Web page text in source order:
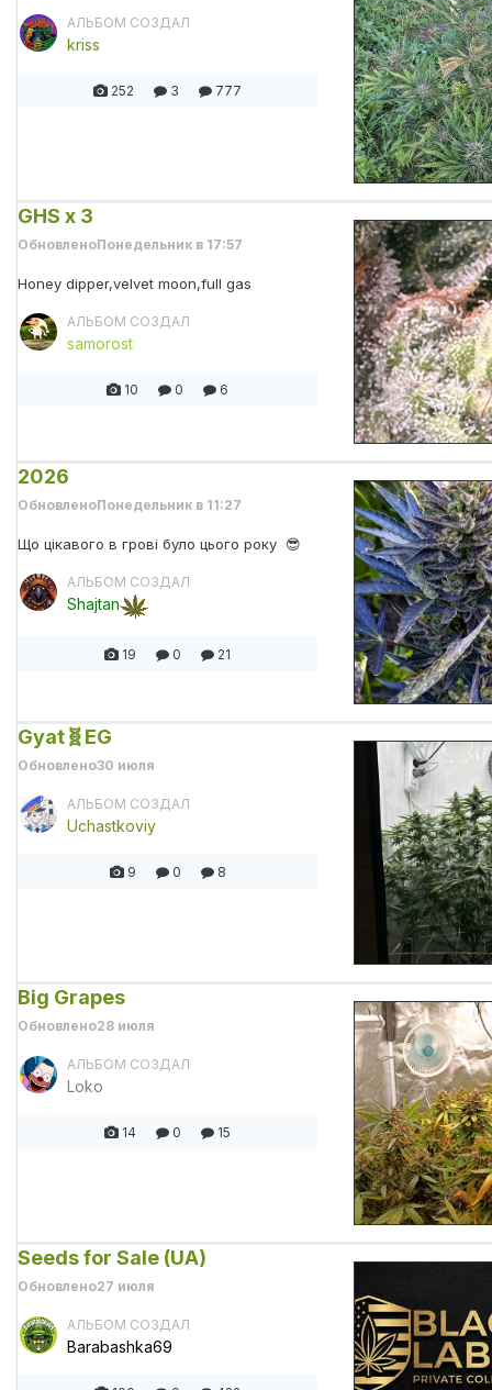
АЛЬБОМ СОЗДАЛ
kriss
252 3 777
GHS x 3
ОбновленоПонедельник в 17:57
Honey dipper,velvet moon,full gas
АЛЬБОМ СОЗДАЛ
samorost
10 0 6
2026
ОбновленоПонедельник в 11:27
Що цікавого в грові було цього року 😎
АЛЬБОМ СОЗДАЛ
Shajtan
19 0 21
Gyat🧬EG
Обновлено30 июля
АЛЬБОМ СОЗДАЛ
Uchastkoviy
9 0 8
Big Grapes
Обновлено28 июля
АЛЬБОМ СОЗДАЛ
Loko
14 0 15
Seeds for Sale (UA)
Обновлено27 июля
АЛЬБОМ СОЗДАЛ
Barabashka69